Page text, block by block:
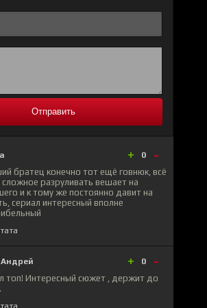
Отправить
+ 0 -
братец конечно тот ещё говнюк, всё
сложное разруливать вешает на
и к тому же постоянно давит на
сериал интересный вполне
Андрей + 0 -
топ! Интересный сюжет , держит до